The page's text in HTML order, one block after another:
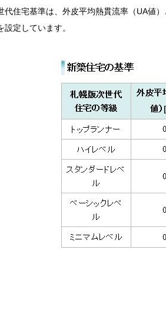
代住宅基準は、外皮平均熱貫流率（UA値）
設定しています。